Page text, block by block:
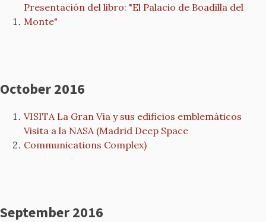
Presentación del libro: "El Palacio de Boadilla del
Monte"
October 2016
VISITA La Gran Vía y sus edificios emblemáticos
Visita a la NASA (Madrid Deep Space
Communications Complex)
September 2016